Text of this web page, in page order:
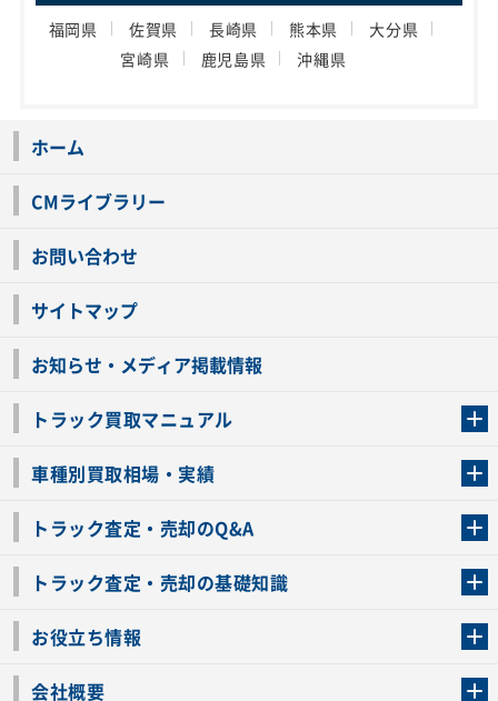
福岡県 佐賀県 長崎県 熊本県
大分県
宮崎県
鹿児島県 沖縄県
ホーム
CMライブラリー
お問い合わせ
サイトマップ
お知らせ・メディア掲載情報
トラック買取マニュアル
車種別買取相場・実績
トラック査定・売却のQ&A
トラック査定・売却の基礎知識
お役立ち情報
会社概要